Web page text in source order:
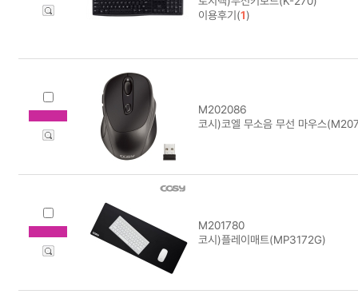
이용후기(1)
M202086
코시)코엘 무소음 무선 마우스
M201780
코시)플레이매트(MP3172G)